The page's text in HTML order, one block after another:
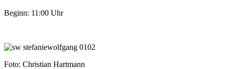
Beginn: 11:00 Uhr
Foto: Christian Hartmann